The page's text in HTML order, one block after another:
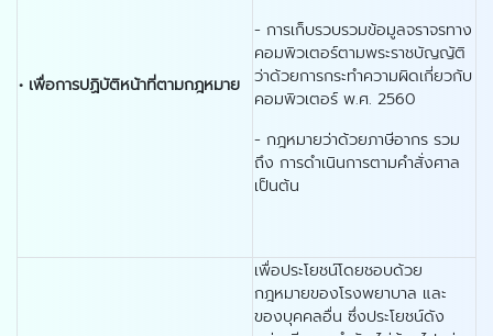
• เพื่อการปฏิบัติหน้าที่ตามกฎหมาย
- การเก็บรวบรวมข้อมูลจราจรทาง
คอมพิวเตอร์ตามพระราชบัญญัติ
ว่าด้วยการกระทำความผิดเกี่ยวกับ
คอมพิวเตอร์ พ.ศ. 2560
- กฎหมายว่าด้วยภาษีอากร รวม
ถึง การดำเนินการตามคำสั่งศาล
เป็นต้น
เพื่อประโยชน์โดยชอบด้วย
กฎหมายของโรงพยาบาล และ
ของบุคคลอื่น ซึ่งประโยชน์ดัง